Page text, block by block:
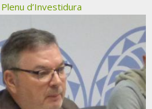
d’Investidura